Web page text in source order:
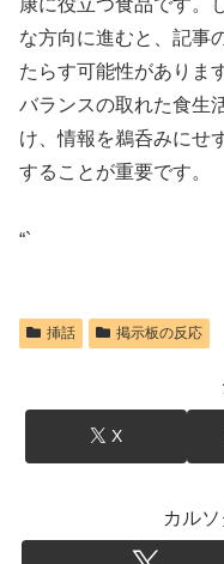
康に役立つ食品です。
な方向に進むと、記事
たらす可能性がありま
バランスの取れた食生
け、情報を鵜呑みにせ
することが重要です。
“`
挿話 掲示板の反応
X
カル